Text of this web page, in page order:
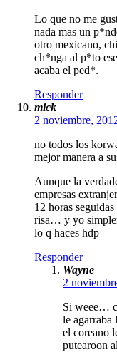
Lo que no me
nada mas un
otro mexicano,
ch*nga al p*to
acaba el ped*.
Responder
mick
2 noviembre,
no todos los
mejor manera a
Aunque la
empresas
12 horas
risa… y yo
lo q haces hdp
Responder
Wayne
2
Si weee…
le agarraba
el coreano
putearoon